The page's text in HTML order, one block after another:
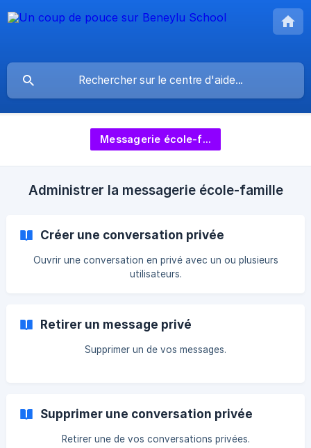
Messagerie école-famille
Administrer la messagerie école-famille
Créer une conversation privée
Ouvrir une conversation en privé avec un ou plusieurs
utilisateurs.
Retirer un message privé
Supprimer un de vos messages.
Supprimer une conversation privée
Retirer une de vos conversations privées.